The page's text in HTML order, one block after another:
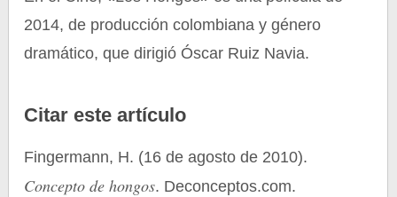
2014, de producción colombiana y género
dramático, que dirigió Óscar Ruiz Navia.
Citar este artículo
Fingermann, H. (16 de agosto de 2010).
Concepto de hongos. Deconceptos.com.